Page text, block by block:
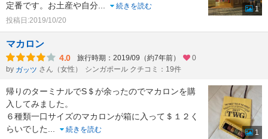
定番です。お土産や自分...
続きを読む
投稿日:2019/10/20
1
マカロン
4.0 旅行時期：2019/09（約7年前）
0
by ガッツ さん（女性） シンガポール クチコミ：19件
帰りのターミナルでS＄が余ったのでマカロンを購
入してみました。
６種類一口サイズのマカロンが箱に入って＄１２く
らいでした...
続きを読む
1